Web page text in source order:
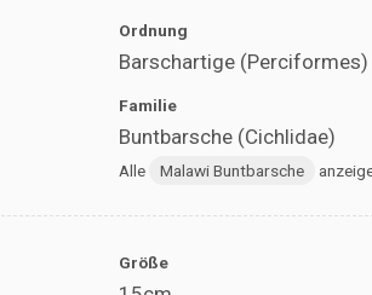
Ordnung
Barschartige (Perciformes)
Familie
Buntbarsche (Cichlidae)
Alle Malawi Buntbarsche
Größe